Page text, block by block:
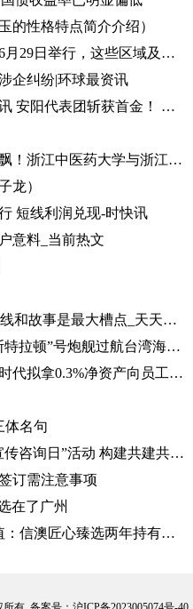
的性格特点简介介绍）
环球通讯！增城新塘镇龙舟节6月29日举行，这些区域及路段将有交通管制
企纠纷|环球最资讯
河南省第四届运动会赛场传喜讯 安阳代表团斩获首金！ 环球新要闻
【环球新视野】互帮互学粽香飘！浙江中医药大学与浙江商职院国际学生共度端午
龙）
短线利润兑现-时快讯
意料_当前热文
《FF16》中评汇总：老套的支线和故事是最大槽点_天天头条
中国海警局新闻发言人就美“斯特拉顿”号炮舰过航台湾海峡发表谈话|每日动态
【世界新要闻】不差钱：宁德时代拟拿0.3%净资产向员工提供无息借款，支持购自住商品房
体名句
环球微资讯！我市开展“安全宣传咨询日”活动 构建共建共治共享安全生产格局
订需注意事项
在了广州
全球热推荐：6月21日基金净值：信澳匠心臻选两年持有期混合最新净值1.1771，跌4.47%